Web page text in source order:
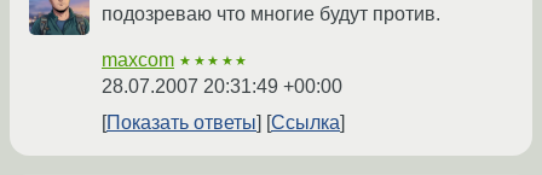
подозреваю что многие будут против.
maxcom ★★★★★
28.07.2007 20:31:49 +00:00
Показать ответы
Ссылка